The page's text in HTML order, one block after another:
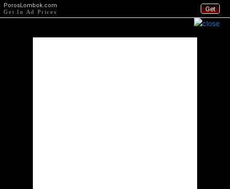
Get
PorosLombok.com
Get In Ad Prices